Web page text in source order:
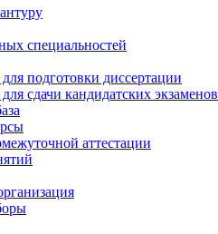
специальностей
подготовки диссертации
сдачи кандидатских экзаменов
аттестации